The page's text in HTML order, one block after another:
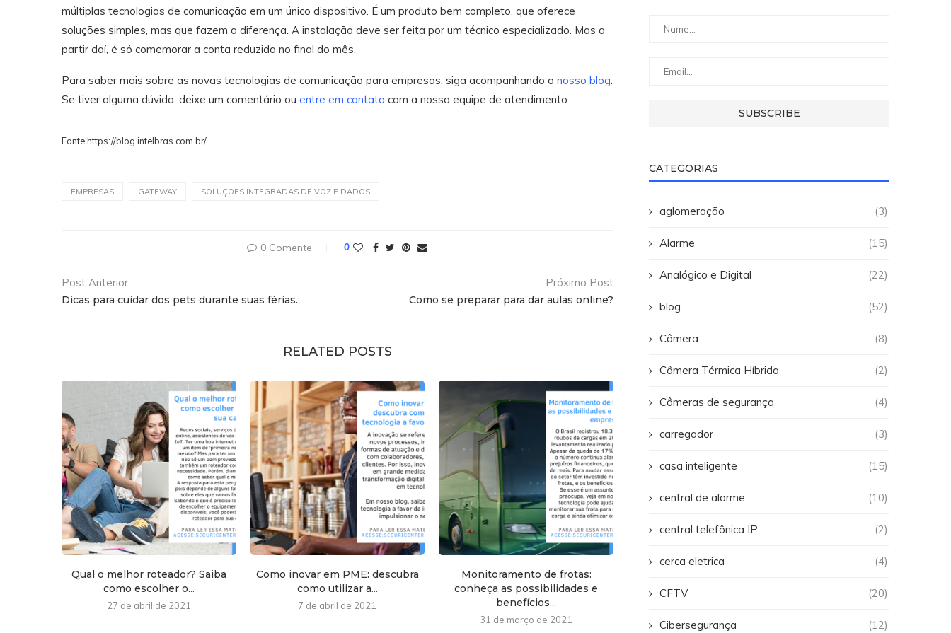
múltiplas tecnologias de comunicação em um único dispositivo. É um produto bem completo, que oferece
soluções simples, mas que fazem a diferença. A instalação deve ser feita por um técnico especializado. Mas a
partir daí, é só comemorar a conta reduzida no final do mês.
Para saber mais sobre as novas tecnologias de comunicação para empresas, siga acompanhando o nosso blog.
Se tiver alguma dúvida, deixe um comentário ou entre em contato com a nossa equipe de atendimento.
Fonte:https://blog.intelbras.com.br/
EMPRESAS GATEWAY SOLUÇOES INTEGRADAS DE VOZ E DADOS
0 Comente 0
Post Anterior
Dicas para cuidar dos pets durante suas férias.
Próximo Post
Como se preparar para dar aulas online?
RELATED POSTS
Qual o melhor roteador? Saiba
como escolher o...
27 de abril de 2021
Como inovar em PME: descubra
como utilizar a...
7 de abril de 2021
Monitoramento de frotas:
conheça as possibilidades e
benefícios...
31 de março de 2021
CATEGORIAS
aglomeração (3)
Alarme (15)
Analógico e Digital (22)
blog (52)
Câmera (8)
Câmera Térmica Híbrida (2)
Câmeras de segurança (4)
carregador (3)
casa inteligente (15)
central de alarme (10)
central telefônica IP (2)
cerca eletrica (4)
CFTV (20)
Cibersegurança (12)